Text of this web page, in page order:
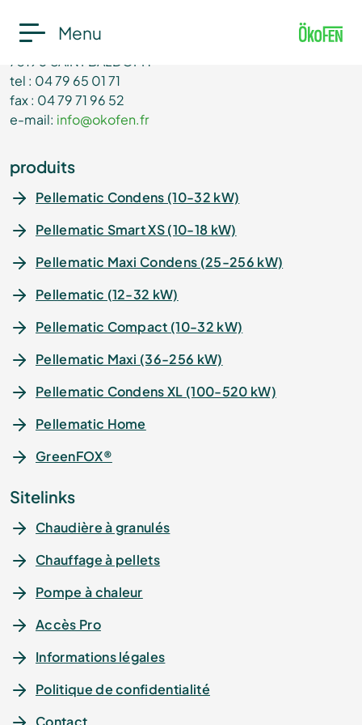
Menu
95 Impasse de la Roselière - Z.I. du Terraillet
73190 SAINT BALDOPH
tel : 04 79 65 01 71
fax : 04 79 71 96 52
e-mail: info@okofen.fr
produits
Pellematic Condens (10-32 kW)
Pellematic Smart XS (10-18 kW)
Pellematic Maxi Condens (25-256 kW)
Pellematic (12-32 kW)
Pellematic Compact (10-32 kW)
Pellematic Maxi (36-256 kW)
Pellematic Condens XL (100-520 kW)
Pellematic Home
GreenFOX®
Sitelinks
Chaudière à granulés
Chauffage à pellets
Pompe à chaleur
Accès Pro
Informations légales
Politique de confidentialité
Contact